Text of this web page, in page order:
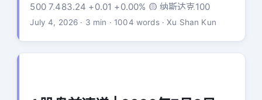
500 7,483.24 +0.01 +0.00% 🟡 纳斯达克100
29,329.21 -479.92 -1.61% 🔴 ⚡ 道琼斯创52周新
最大电网运营商PJM触发二级能源紧急警报，北弗
July 4, 2026 · 3 min · 1004 words·Xu Shan Kun